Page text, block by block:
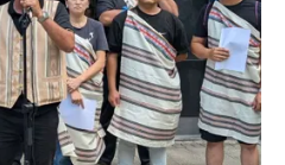
，長期推動原民醫療的知識
康站，居民以共耕園為場
，逐步建構出多元而富生命